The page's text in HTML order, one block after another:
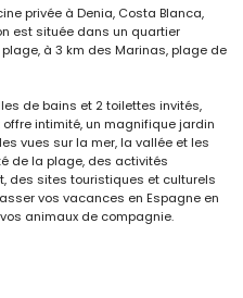
privée à Denia, Costa Blanca,
est située dans un quartier
à 3 km des Marinas, plage de
de bains et 2 toilettes invités,
intimité, un magnifique jardin
vues sur la mer, la vallée et les
de la plage, des activités
des sites touristiques et culturels
vos vacances en Espagne en
animaux de compagnie.